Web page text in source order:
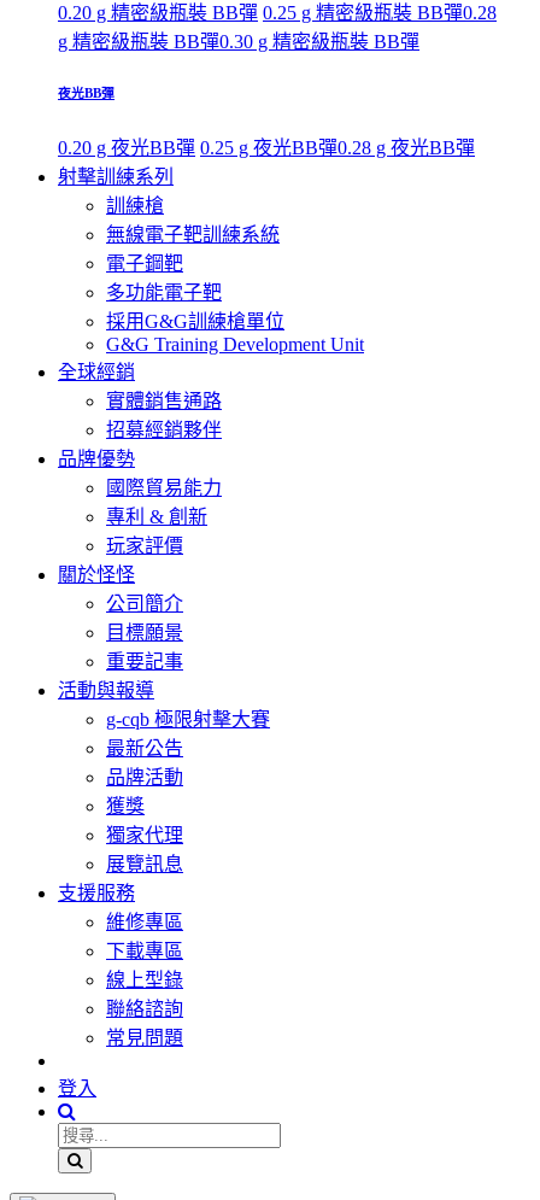
0.20 g 精密級瓶裝 BB彈 0.25 g 精密級瓶裝 BB彈0.28
g 精密級瓶裝 BB彈0.30 g 精密級瓶裝 BB彈
夜光BB彈
0.20 g 夜光BB彈 0.25 g 夜光BB彈0.28 g 夜光BB彈
射擊訓練系列
訓練槍
無線電子靶訓練系統
電子鋼靶
多功能電子靶
採用G&G訓練槍單位
G&G Training Development Unit
全球經銷
實體銷售通路
招募經銷夥伴
品牌優勢
國際貿易能力
專利 & 創新
玩家評價
關於怪怪
公司簡介
目標願景
重要記事
活動與報導
g-cqb 極限射擊大賽
最新公告
品牌活動
獲獎
獨家代理
展覽訊息
支援服務
維修專區
下載專區
線上型錄
聯絡諮詢
常見問題
登入